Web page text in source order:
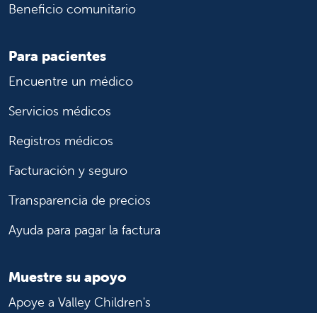
Beneficio comunitario
Para pacientes
Encuentre un médico
Servicios médicos
Registros médicos
Facturación y seguro
Transparencia de precios
Ayuda para pagar la factura
Muestre su apoyo
Apoye a Valley Children's